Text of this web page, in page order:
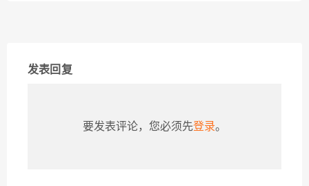
发表回复
要发表评论，您必须先登录。